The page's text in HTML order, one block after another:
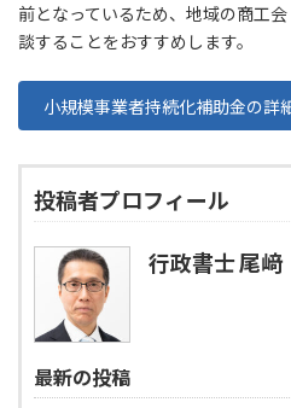
前となっているため、地域の商工
談することをおすすめします。
小規模事業者持続化補助金の詳
投稿者プロフィール
行政書士 尾﨑
最新の投稿